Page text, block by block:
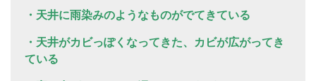
・天井に雨染みのようなものがでてきている
・天井がカビっぽくなってきた、カビが広がってき
ている